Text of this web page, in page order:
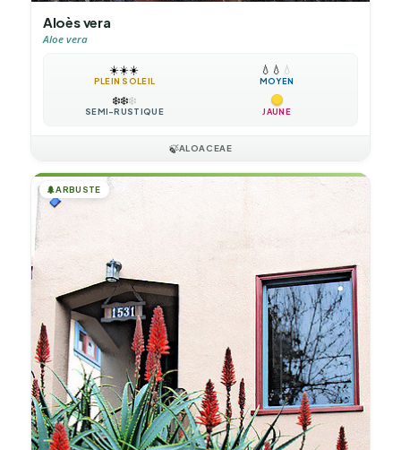
Aloès vera
Aloe vera
☀️☀️☀️
PLEIN SOLEIL
💧 💧 💧
MOYEN
❄️❄️❄️
SEMI-RUSTIQUE JAUNE
🍃ALOACEAE
🌲ARBUSTE